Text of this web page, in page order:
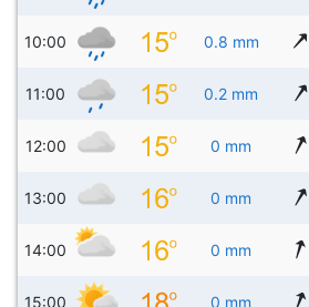
10:00 0.8 mm
11:00 0.2 mm
12:00 0 mm
13:00 0 mm
14:00 0 mm
15:00 0 mm